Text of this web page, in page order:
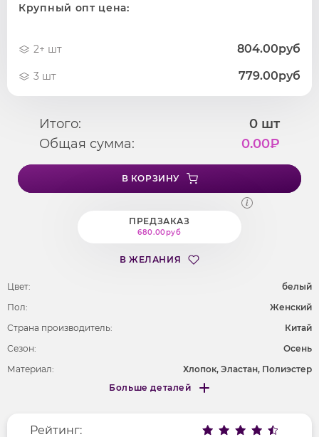
Крупный опт цена:
2+ шт 804.00руб
3 шт 779.00руб
Итого: 0 шт
Общая сумма:
0.00₽
В КОРЗИНУ
ПРЕДЗАКАЗ
680.00руб
В ЖЕЛАНИЯ
Цвет:
белый
Пол:
Женский
Страна производитель:
Китай
Сезон:
Осень
Материал:
Хлопок, Эластан, Полиэстер
Фактура материала
трикотажный
Больше деталей
Меньше деталей
Рейтинг: